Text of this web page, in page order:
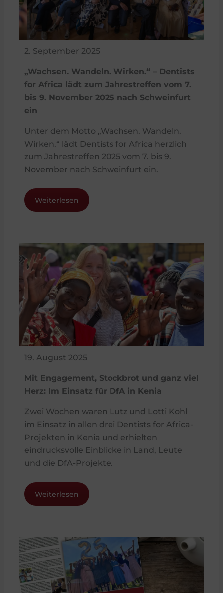
2. September 2025
„Wachsen. Wandeln. Wirken.“ – Dentists
for Africa lädt zum Jahrestreffen vom 7.
bis 9. November 2025 nach Schweinfurt
ein
Unter dem Motto „Wachsen. Wandeln.
Wirken.“ lädt Dentists for Africa herzlich
zum Jahrestreffen 2025 vom 7. bis 9.
November nach Schweinfurt ein.
Weiterlesen
19. August 2025
Mit Engagement, Stockbrot und ganz viel
Herz: Im Einsatz für DfA in Kenia
Zwei Wochen waren Lutz und Lotti Kohl
im Einsatz in allen drei Dentists for Africa-
Projekten in Kenia und erhielten
eindrucksvolle Einblicke in Land, Leute
und die DfA-Projekte.
Weiterlesen